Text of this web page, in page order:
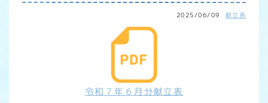
2025/06/09 献立表
令和７年６月分献立表